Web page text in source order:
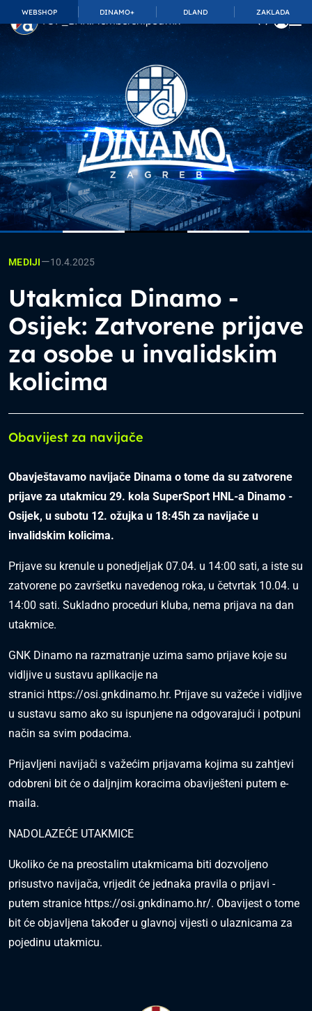
WEBSHOP DINAMO+ DLAND ZAKLADA
TOP_BAR.MembershipSuffix
MEDIJI—10.4.2025
Utakmica Dinamo -
Osijek: Zatvorene prijave
za osobe u invalidskim
kolicima
Obavijest za navijače
Obavještavamo navijače Dinama o tome da su zatvorene
prijave za utakmicu 29. kola SuperSport HNL-a Dinamo -
Osijek, u subotu 12. ožujka u 18:45h za navijače u
invalidskim kolicima.
Prijave su krenule u ponedjeljak 07.04. u 14:00 sati, a iste su
zatvorene po završetku navedenog roka, u četvrtak 10.04. u
14:00 sati. Sukladno proceduri kluba, nema prijava na dan
utakmice.
GNK Dinamo na razmatranje uzima samo prijave koje su
vidljive u sustavu aplikacije na
stranici https://osi.gnkdinamo.hr. Prijave su važeće i vidljive
u sustavu samo ako su ispunjene na odgovarajući i potpuni
način sa svim podacima.
Prijavljeni navijači s važećim prijavama kojima su zahtjevi
odobreni bit će o daljnjim koracima obaviješteni putem e-
maila.
NADOLAZEĆE UTAKMICE
Ukoliko će na preostalim utakmicama biti dozvoljeno
prisustvo navijača, vrijedit će jednaka pravila o prijavi -
putem stranice https://osi.gnkdinamo.hr/. Obavijest o tome
bit će objavljena također u glavnoj vijesti o ulaznicama za
pojedinu utakmicu.